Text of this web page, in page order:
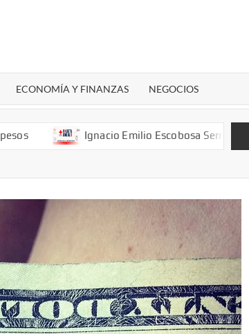
ECONOMÍA Y FINANZAS NEGOCIOS
Ignacio Emilio Escobosa Serrano:Cruz